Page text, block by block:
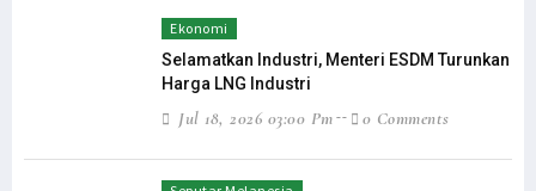
Ekonomi
Selamatkan Industri, Menteri ESDM Turunkan
Harga LNG Industri
Jul 18, 2026 03:00 Pm 0 Comments